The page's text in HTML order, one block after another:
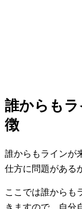
誰からも
徴
誰からもラインが
仕方に問題がある
ここでは誰からも